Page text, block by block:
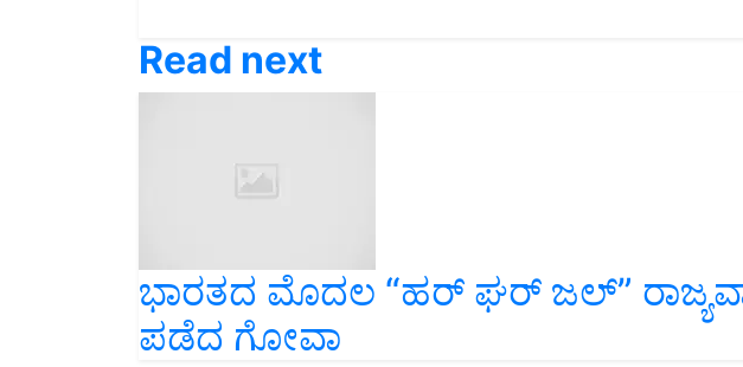
Read next
ಭಾರತದ ಮೊದಲ “ಹರ್‌ ಘರ್‌ ಜಲ್‌”
ಪಡೆದ ಗೋವಾ